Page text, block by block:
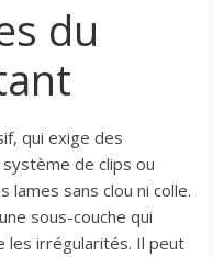
du
qui exige des
de clips ou
lames sans clou ni colle.
sous-couche qui
les irrégularités. Il peut